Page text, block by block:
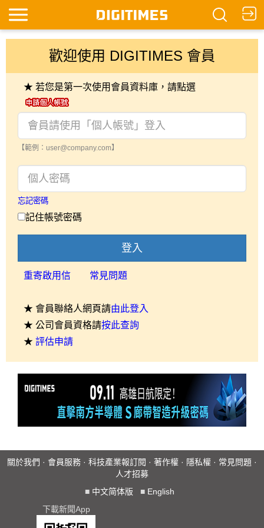
歡迎使用 DIGITIMES 會員
★ 若您是第一次使用會員資料庫，請點選
【範例：user@company.com】
忘記密碼
記住帳號密碼
登入
重寄啟用信 常見問題
★ 會員聯絡人網頁請由此登入
★ 公司會員資格請按此查詢
★ 評估申請
關於我們 · 會員服務 · 科技產業報訂閱 · 著作權 · 隱私權 · 常見問題 ·
人才招募
■ 中文简体版 ■ English
下載新聞App